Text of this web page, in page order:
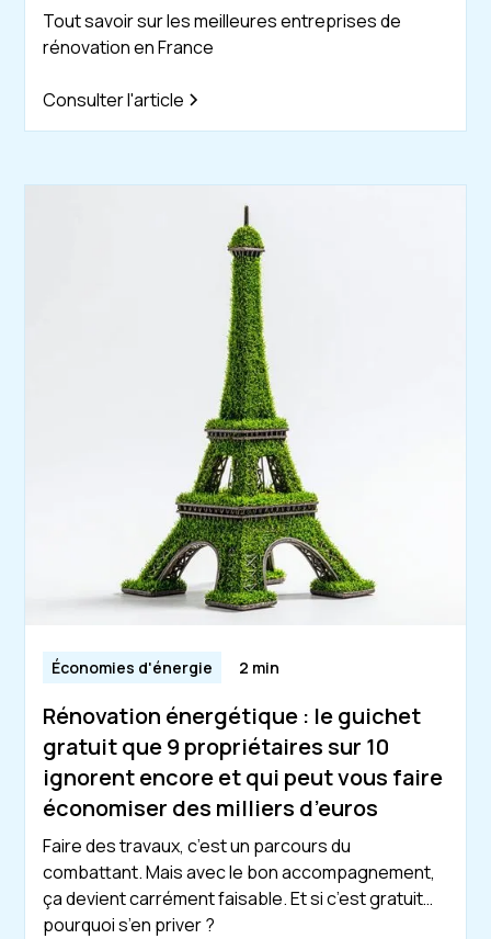
Tout savoir sur les meilleures entreprises de
rénovation en France
Consulter l'article
Économies d'énergie 2 min
Rénovation énergétique : le guichet
gratuit que 9 propriétaires sur 10
ignorent encore et qui peut vous faire
économiser des milliers d’euros
Faire des travaux, c’est un parcours du
combattant. Mais avec le bon accompagnement,
ça devient carrément faisable. Et si c’est gratuit…
pourquoi s’en priver ?